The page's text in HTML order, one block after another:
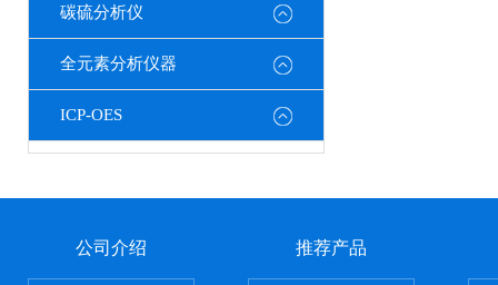
碳硫分析仪
全元素分析仪器
ICP-OES
公司介绍 推荐产品